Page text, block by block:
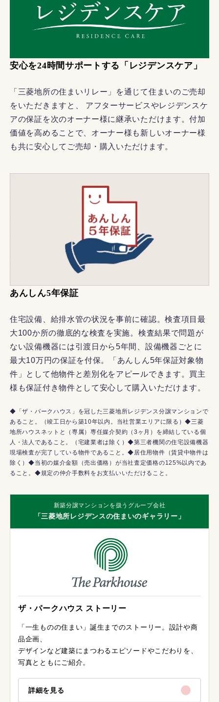
安心を24時間サポートする「レジデンスケア」
「三菱地所の住まいリレー」を通じて住まいのご売却
をいただきますと、 アフターサービスやレジデンスケ
アの保証を次のオーナー様に継承いただけます。付加
価値を高めることで、オーナー様も新しいオーナー様
も共に安心してご売却・購入いただけます。
あんしん5年保証
住宅設備、給排水管の状況を事前に確認。検査項目最
大100か所の徹底的な検査を実施。検査結果で問題が
ない設備機器には引渡日から5年間、設備機器ごとに
最大10万円の保証を付保。「あんしん5年保証対象物
件」として他物件と差別化をアピールできます。買主
様も保証付き物件として安心して購入いただけます。
◆「ザ・パークハウス」を冠した三菱地所レジデンス分譲マンションで
あること。（竣工日から築10年以内。当社営業エリアに限る）◆三菱
地所ハウスネットと（専属）専任媒介契約（3ヶ月）を締結している個
人・法人であること。（宅建業者は除く）◆第三者機関の住宅設備機器
現場検査が完了している物件であること。◆居住用物件（賃貸中物件は
除く）◆当初の媒介金額（売出価格）が当社査定価格の125%以内であ
ること。◆規定の仲介手数料をお支払いいただけること。
新築分譲マンションを扱うグループ会社
「三菱地所レジデンスの住まいのギャラリー」
ザ・パークハウス ストーリー
「一生ものの住まい」誕生までのストーリー。設計や商
品企画、
デザインなど建築にまつわるエピソードやこだわりを、
写真とともにご紹介。
詳細を見る